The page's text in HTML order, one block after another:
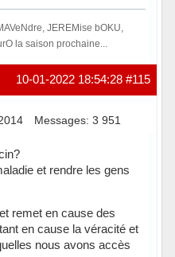
JEREMise bOKU,
la saison prochaine...
#115
10-01-2022 18:54:28
Messages: 3 951
et rendre les gens
remet en cause des
en cause la véracité et
nous avons accès